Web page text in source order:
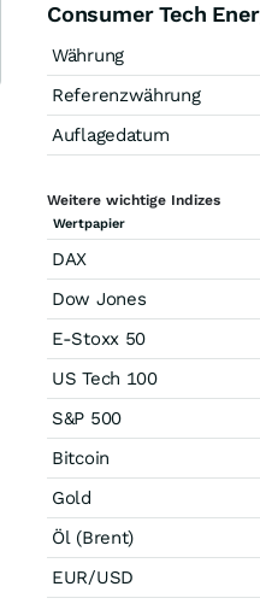
Consumer Tech
Währung
Referenzwährung
Auflagedatum
Weitere wichtige Indizes
Wertpapier
DAX
Dow Jones
E-Stoxx 50
US Tech 100
S&P 500
Bitcoin
Gold
Öl (Brent)
EUR/USD